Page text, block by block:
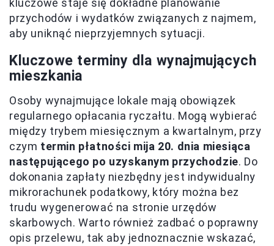
kluczowe staje się dokładne planowanie
przychodów i wydatków związanych z najmem,
aby uniknąć nieprzyjemnych sytuacji.
Kluczowe terminy dla wynajmujących
mieszkania
Osoby wynajmujące lokale mają obowiązek
regularnego opłacania ryczałtu. Mogą wybierać
między trybem miesięcznym a kwartalnym, przy
czym termin płatności mija 20. dnia miesiąca
następującego po uzyskanym przychodzie. Do
dokonania zapłaty niezbędny jest indywidualny
mikrorachunek podatkowy, który można bez
trudu wygenerować na stronie urzędów
skarbowych. Warto również zadbać o poprawny
opis przelewu, tak aby jednoznacznie wskazać,